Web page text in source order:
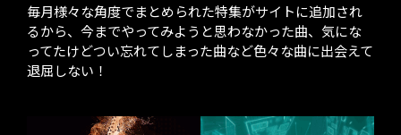
毎月様々な角度でまとめられた特集がサイトに追加され
るから、今までやってみようと思わなかった曲、気にな
ってたけどつい忘れてしまった曲など色々な曲に出会えて
退屈しない！